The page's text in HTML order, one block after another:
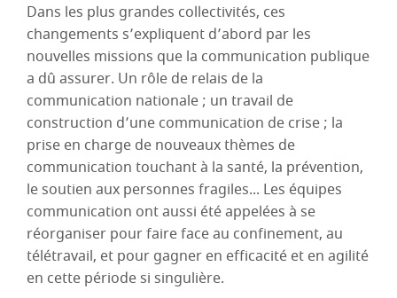
Dans les plus grandes collectivités, ces
changements s’expliquent d’abord par les
nouvelles missions que la communication publique
a dû assurer. Un rôle de relais de la
communication nationale ; un travail de
construction d’une communication de crise ; la
prise en charge de nouveaux thèmes de
communication touchant à la santé, la prévention,
le soutien aux personnes fragiles... Les équipes
communication ont aussi été appelées à se
réorganiser pour faire face au confinement, au
télétravail, et pour gagner en efficacité et en agilité
en cette période si singulière.